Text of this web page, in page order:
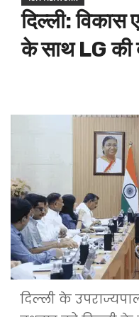
दिल्ली: विकास
के साथ LG की
दिल्ली के